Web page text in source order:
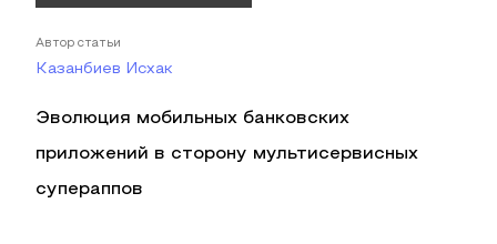
Автор статьи
Казанбиев Исхак
Эволюция мобильных банковских
приложений в сторону мультисервисных
супераппов